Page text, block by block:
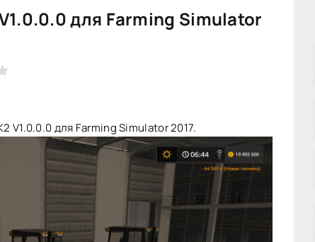
для Farming Simulator
V1.0.0.0 для Farming Simulator 2017.